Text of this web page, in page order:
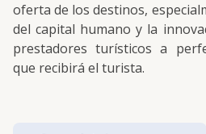
oferta de los destinos,
del capital humano y la
prestadores turísticos a
que recibirá el turista.